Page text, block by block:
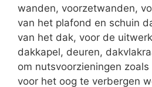
wanden, voorzetwanden,
van het plafond en schuin
van het dak, voor de
dakkapel, deuren,
om nutsvoorzieningen
voor het oog te verbergen